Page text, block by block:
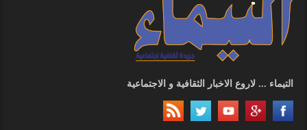
التيماء ... لاروع الاخبار الثقافية و الاجتماعية